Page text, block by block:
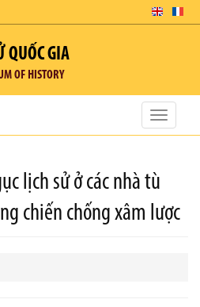
QUỐC GIA
OF HISTORY
Toggle
lịch sử ở các nhà tù
chiến chống xâm lược